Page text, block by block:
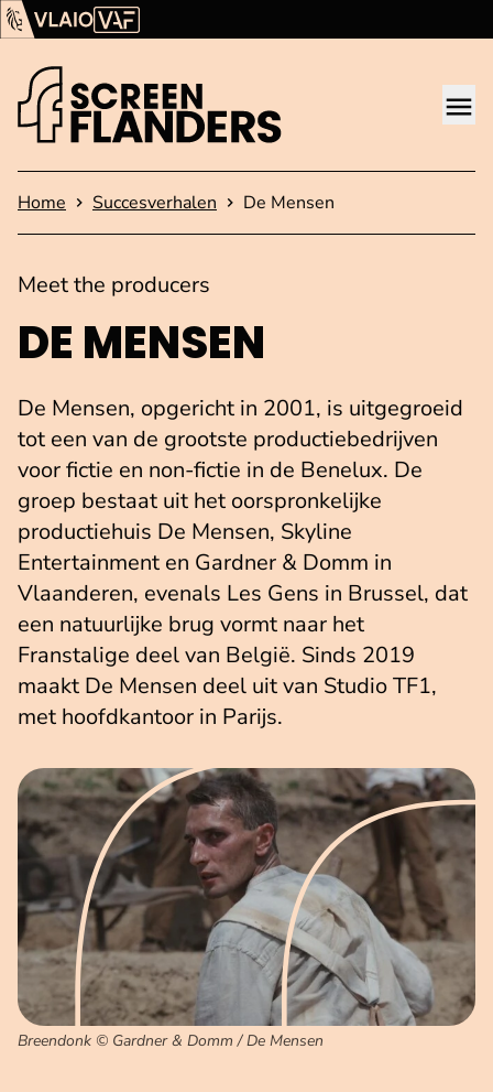
Ga verder naar de inhoud
Vlaams Audiovisueel Fonds (VAF)
Startpagina
Home Succesverhalen De Mensen
DE MENSEN
Meet the producers
De Mensen, opgericht in 2001, is uitgegroeid
tot een van de grootste productiebedrijven
voor fictie en non-fictie in de Benelux. De
groep bestaat uit het oorspronkelijke
productiehuis De Mensen, Skyline
Entertainment en Gardner & Domm in
Vlaanderen, evenals Les Gens in Brussel, dat
een natuurlijke brug vormt naar het
Franstalige deel van België. Sinds 2019
maakt De Mensen deel uit van Studio TF1,
met hoofdkantoor in Parijs.
Breendonk © Gardner & Domm / De Mensen